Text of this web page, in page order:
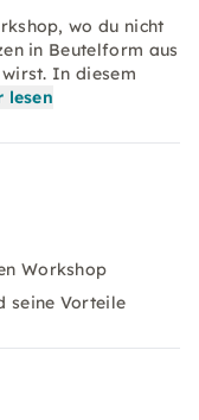
wo du nicht
in Beutelform aus
In diesem
lesen
Workshop
seine Vorteile